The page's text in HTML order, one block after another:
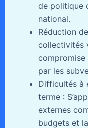
de politique
national.
Réduction
collectivités
compromise
par les
Difficultés à
terme :
externes
budgets et